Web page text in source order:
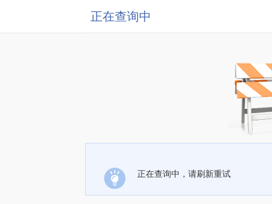
正在查询中
正在查询中，请刷新重试